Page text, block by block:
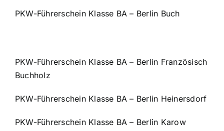
PKW-Führerschein Klasse BA – Berlin Buch
PKW-Führerschein Klasse BA – Berlin Französisch
Buchholz
PKW-Führerschein Klasse BA – Berlin Heinersdorf
PKW-Führerschein Klasse BA – Berlin Karow